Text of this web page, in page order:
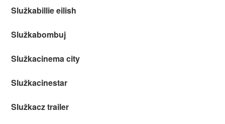
Služkabillie eilish
Služkabombuj
Služkacinema city
Služkacinestar
Služkacz trailer